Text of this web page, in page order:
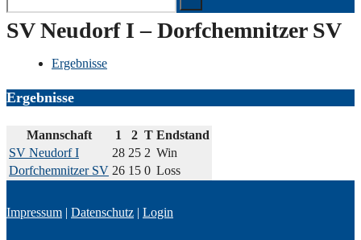
SV Neudorf I – Dorfchemnitzer SV
Ergebnisse
Ergebnisse
Mannschaft 1 2 T Endstand
SV Neudorf I
28 25 2 Win
Dorfchemnitzer SV 26 15 0 Loss
Impressum | Datenschutz | Login